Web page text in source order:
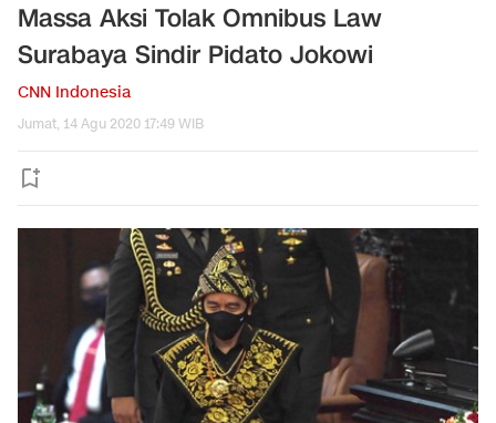
Massa Aksi Tolak Omnibus Law
Surabaya Sindir Pidato Jokowi
CNN Indonesia
Jumat, 14 Agu 2020 17:49 WIB